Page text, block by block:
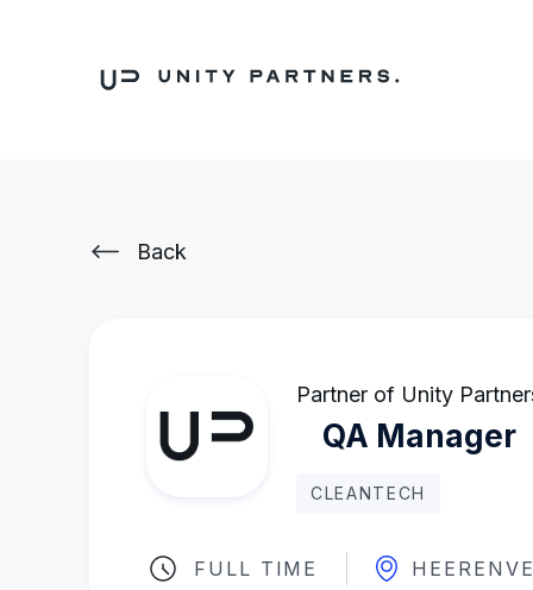
Back
Partner of Unity
QA Manager
CLEANTECH
FULL TIME